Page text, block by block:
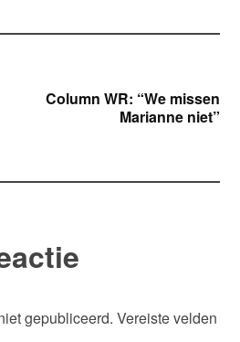
Column WR: “We missen
Marianne niet”
gepubliceerd. Vereiste velden